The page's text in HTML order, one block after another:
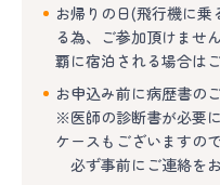
お帰りの日(飛行機に乗
る為、ご参加頂けませ
覇に宿泊される場合は
お申込み前に病歴書の
※医師の診断書が必要
ケースもございますの
必ず事前にご連絡を